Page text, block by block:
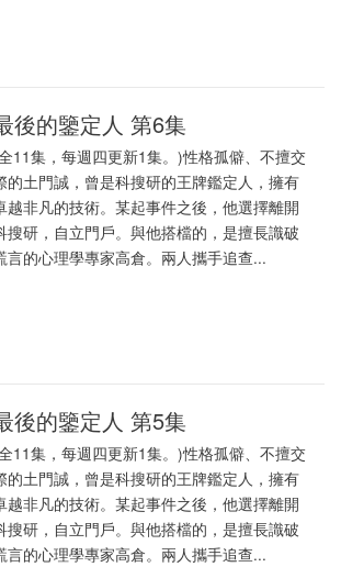
後的鑒定人 第6集
11集，每週四更新1集。)性格孤僻、不擅交
的土門誠，曾是科搜研的王牌鑑定人，擁有
越非凡的技術。某起事件之後，他選擇離開
搜研，自立門戶。與他搭檔的，是擅長識破
言的心理學專家高倉。兩人攜手追查...
後的鑒定人 第5集
11集，每週四更新1集。)性格孤僻、不擅交
的土門誠，曾是科搜研的王牌鑑定人，擁有
越非凡的技術。某起事件之後，他選擇離開
搜研，自立門戶。與他搭檔的，是擅長識破
言的心理學專家高倉。兩人攜手追查...